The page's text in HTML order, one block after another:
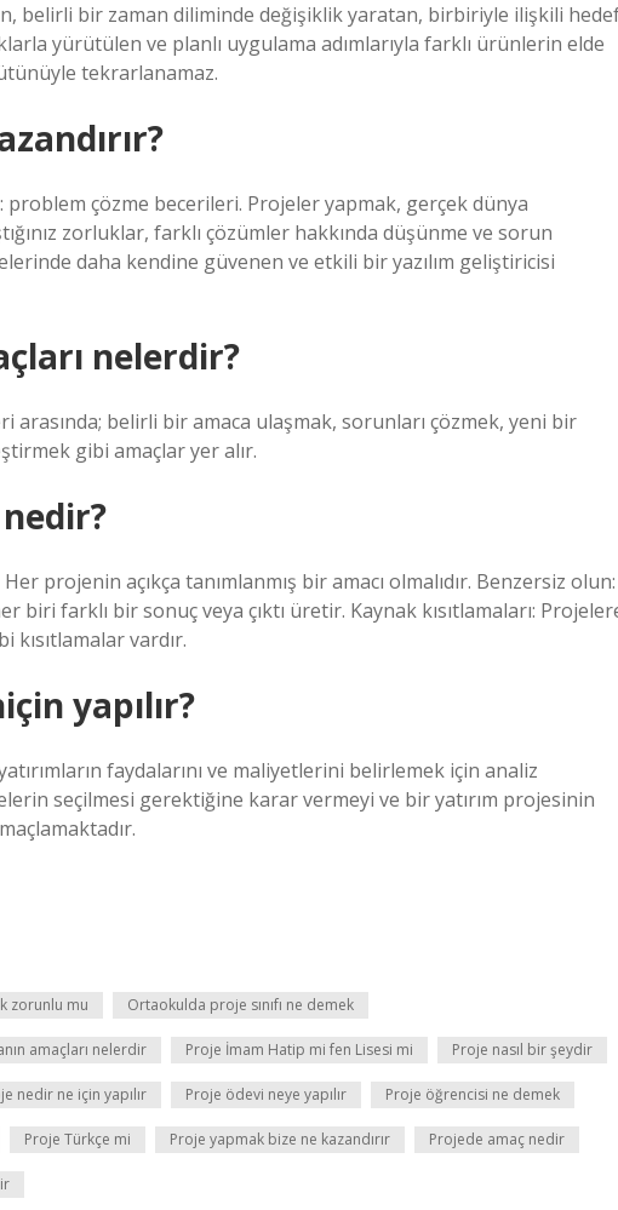
belirli bir zaman diliminde değişiklik yaratan, birbiriyle ilişkili
yürütülen ve planlı uygulama adımlarıyla farklı ürünlerin elde
tekrarlanamaz.
problem çözme becerileri. Projeler yapmak, gerçek dünya
zorluklar, farklı çözümler hakkında düşünme ve sorun
daha kendine güvenen ve etkili bir yazılım geliştiricisi
nelerdir?
arasında; belirli bir amaca ulaşmak, sorunları çözmek, yeni bir
gibi amaçlar yer alır.
projenin açıkça tanımlanmış bir amacı olmalıdır. Benzersiz olun:
biri farklı bir sonuç veya çıktı üretir. Kaynak kısıtlamaları:
kısıtlamalar vardır.
yapılır?
faydalarını ve maliyetlerini belirlemek için analiz
seçilmesi gerektiğine karar vermeyi ve bir yatırım projesinin
zorunlu mu Ortaokulda proje sınıfı ne demek
amaçları nelerdir Proje İmam Hatip mi fen Lisesi mi Proje nasıl bir şeydir
nedir ne için yapılır Proje ödevi neye yapılır Proje öğrencisi ne demek
Proje Türkçe mi Proje yapmak bize ne kazandırır Projede amaç nedir